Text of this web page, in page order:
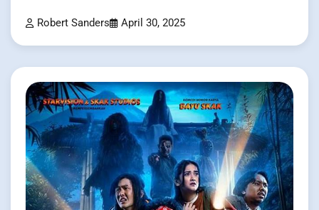
Robert Sanders April 30, 2025